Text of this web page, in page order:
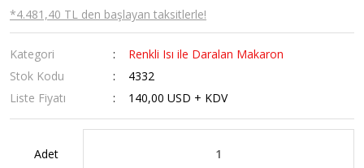
*4.481,40 TL den başlayan taksitlerle!
Kategori
Renkli Isı ile Daralan Makaron
Stok Kodu
4332
Liste Fiyatı
140,00 USD + KDV
Adet